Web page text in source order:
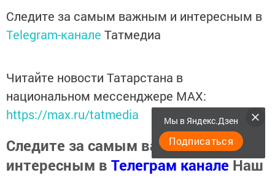
Следите за самым важным и интересным в
Telegram-канале Татмедиа
Читайте новости Татарстана в
национальном мессенджере MАХ:
https://max.ru/tatmedia
Следите за самым важным и
интересным в Телеграм каналеНаш
Мы в Яндекс.Дзен
Подписаться